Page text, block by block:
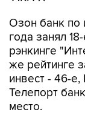
Озон банк по
года занял
рэнкинге
же рейтинге
инвест - 46-е,
Телепорт
место.